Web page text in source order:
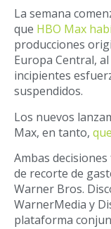
La semana
que HBO Max
producciones
Europa Central,
incipientes
suspendidos.
Los nuevos
Max, en tanto,
Ambas
de recorte de
Warner Bros.
WarnerMedia y
plataforma